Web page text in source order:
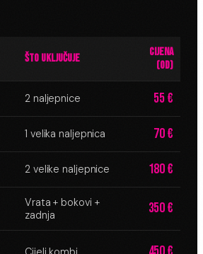
ŠTO UKLJUČUJE
CIJENA
(OD)
2 naljepnice 55 €
1 velika naljepnica 70 €
2 velike naljepnice 180 €
Vrata + bokovi +
zadnja
350 €